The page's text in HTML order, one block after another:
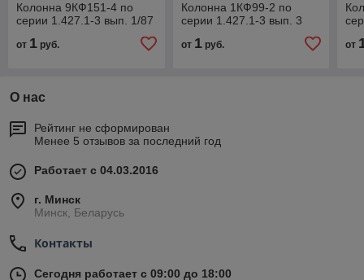
Колонна 9КФ151-4 по
серии 1.427.1-3 вып. 1/87
от 1 руб.
Колонна 1КФ99-2 по
серии 1.427.1-3 вып. 3
от 1руб. от
О нас
Рейтинг не сформирован
Менее 5 отзывов за последний год
Работает с 04.03.2016
г. Минск
Минск, Беларусь
Контакты
Сегодня работает с 09:00 до 18:00